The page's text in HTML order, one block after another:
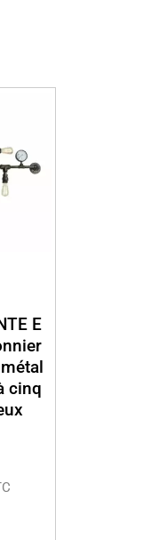
E
cinq